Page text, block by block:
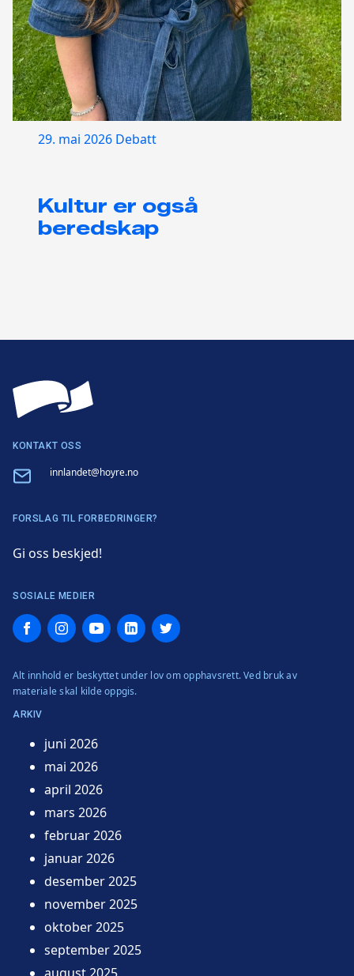
29. mai 2026 Debatt
Kultur er også
beredskap
KONTAKT OSS
Email innlandet@hoyre.no
FORSLAG TIL FORBEDRINGER?
Gi oss beskjed!
SOSIALE MEDIER
FacebookInstagramYouTubeLinkedInTwitter
Alt innhold er beskyttet under lov om opphavsrett. Ved bruk av
materiale skal kilde oppgis.
ARKIV
juni 2026
mai 2026
april 2026
mars 2026
februar 2026
januar 2026
desember 2025
november 2025
oktober 2025
september 2025